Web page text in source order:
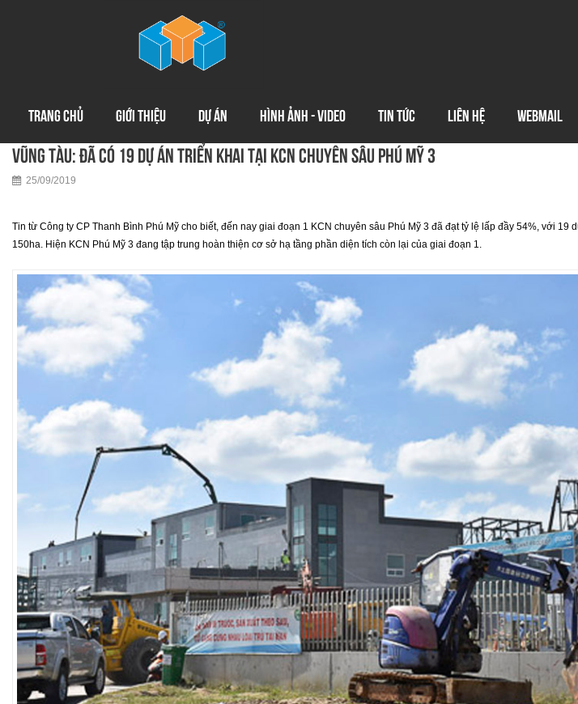
TRANG CHỦ GIỚI THIỆU DỰ ÁN HÌNH ẢNH - VIDEO TIN TỨC LIÊN HỆ WEBMAIL
Vũng Tàu: Đã có 19 dự án triển khai tại KCN chuyên sâu Phú Mỹ 3
25/09/2019
Tin từ Công ty CP Thanh Bình Phú Mỹ cho biết, đến nay giai đoạn 1 KCN chuyên sâu Phú Mỹ 3 đã đạt tỷ lệ lấp đầy 54%, với
150ha. Hiện KCN Phú Mỹ 3 đang tập trung hoàn thiện cơ sở hạ tầng phần diện tích còn lại của giai đoạn 1.